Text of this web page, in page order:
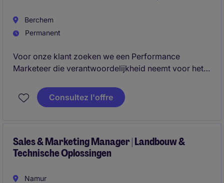
Berchem
Permanent
Voor onze klant zoeken we een Performance
Marketeer die verantwoordelijkheid neemt voor het
leadgeneratiecampagnes. Je combineert technische
expertise in Google Ads, Meta Ads en tracking met
Consultez l'offre
Sales & Marketing Manager | Landbouw &
Technische Oplossingen
Namur